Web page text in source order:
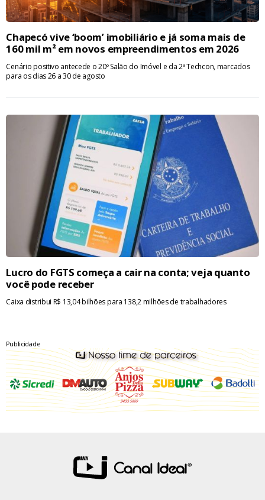
Chapecó vive ‘boom’ imobiliário e já soma mais de
160 mil m² em novos empreendimentos em 2026
Cenário positivo antecede o 20º Salão do Imóvel e da 2ª Techcon, marcados
para os dias 26 a 30 de agosto
Lucro do FGTS começa a cair na conta; veja quanto
você pode receber
Caixa distribui R$ 13,04 bilhões para 138,2 milhões de trabalhadores
Publicidade